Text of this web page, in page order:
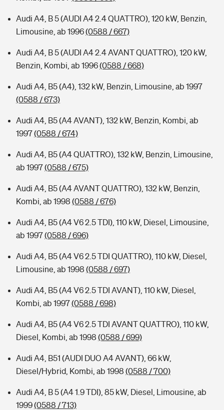
Audi A4, B 5 (AUDI A4 2.4 QUATTRO), 120 kW, Benzin,
Limousine, ab 1996(0588 / 667)
Audi A4, B 5 (AUDI A4 2.4 AVANT QUATTRO), 120 kW,
Benzin, Kombi, ab 1996(0588 / 668)
Audi A4, B5 (A4), 132 kW, Benzin, Limousine, ab 1997
(0588 / 673)
Audi A4, B5 (A4 AVANT), 132 kW, Benzin, Kombi, ab
1997(0588 / 674)
Audi A4, B5 (A4 QUATTRO), 132 kW, Benzin, Limousine,
ab 1997(0588 / 675)
Audi A4, B5 (A4 AVANT QUATTRO), 132 kW, Benzin,
Kombi, ab 1998 (0588 / 676)
Audi A4, B5 (A4 V6 2.5 TDI), 110 kW, Diesel, Limousine,
ab 1997(0588 / 696)
Audi A4, B5 (A4 V6 2.5 TDI QUATTRO), 110 kW, Diesel,
Limousine, ab 1998 (0588 / 697)
Audi A4, B5 (A4 V6 2.5 TDI AVANT), 110 kW, Diesel,
Kombi, ab 1997(0588 / 698)
Audi A4, B5 (A4 V6 2.5 TDI AVANT QUATTRO), 110 kW,
Diesel, Kombi, ab 1998 (0588 / 699)
Audi A4, B51 (AUDI DUO A4 AVANT), 66 kW,
Diesel/Hybrid, Kombi, ab 1998 (0588 / 700)
Audi A4, B 5 (A4 1.9 TDI), 85 kW, Diesel, Limousine, ab
1999(0588 / 713)